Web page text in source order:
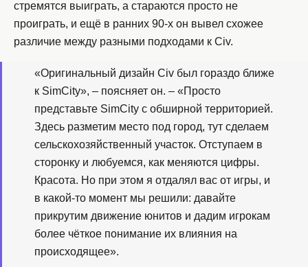
стремятся выиграть, а стараются просто не
проиграть, и ещё в ранних 90-х он вывел схожее
различие между разными подходами к Civ.
«Оригинальный дизайн Civ был гораздо ближе
к SimCity», – поясняет он. – «Просто
представьте SimCity с обширной территорией.
Здесь разметим место под город, тут сделаем
сельскохозяйственный участок. Отступаем в
сторонку и любуемся, как меняются цифры.
Красота. Но при этом я отдалял вас от игры, и
в какой-то момент мы решили: давайте
прикрутим движение юнитов и дадим игрокам
более чёткое понимание их влияния на
происходящее».